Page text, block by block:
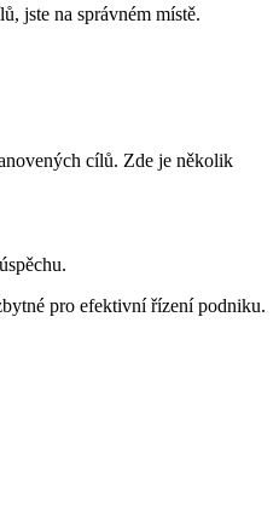
jste na správném místě.
cílů. Zde je několik
pro efektivní řízení podniku.